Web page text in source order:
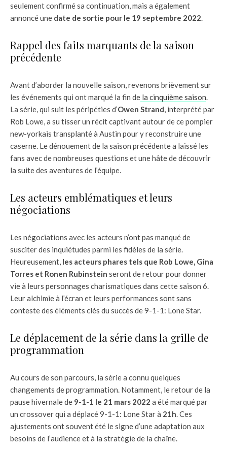
seulement confirmé sa continuation, mais a également
annoncé une date de sortie pour le 19 septembre 2022.
Rappel des faits marquants de la saison
précédente
Avant d’aborder la nouvelle saison, revenons brièvement sur
les événements qui ont marqué la fin de la cinquième saison.
La série, qui suit les péripéties d’Owen Strand, interprété par
Rob Lowe, a su tisser un récit captivant autour de ce pompier
new-yorkais transplanté à Austin pour y reconstruire une
caserne. Le dénouement de la saison précédente a laissé les
fans avec de nombreuses questions et une hâte de découvrir
la suite des aventures de l’équipe.
Les acteurs emblématiques et leurs
négociations
Les négociations avec les acteurs n’ont pas manqué de
susciter des inquiétudes parmi les fidèles de la série.
Heureusement, les acteurs phares tels que Rob Lowe, Gina
Torres et Ronen Rubinstein seront de retour pour donner
vie à leurs personnages charismatiques dans cette saison 6.
Leur alchimie à l’écran et leurs performances sont sans
conteste des éléments clés du succès de 9-1-1: Lone Star.
Le déplacement de la série dans la grille de
programmation
Au cours de son parcours, la série a connu quelques
changements de programmation. Notamment, le retour de la
pause hivernale de 9-1-1 le 21 mars 2022 a été marqué par
un crossover qui a déplacé 9-1-1: Lone Star à 21h. Ces
ajustements ont souvent été le signe d’une adaptation aux
besoins de l’audience et à la stratégie de la chaîne.